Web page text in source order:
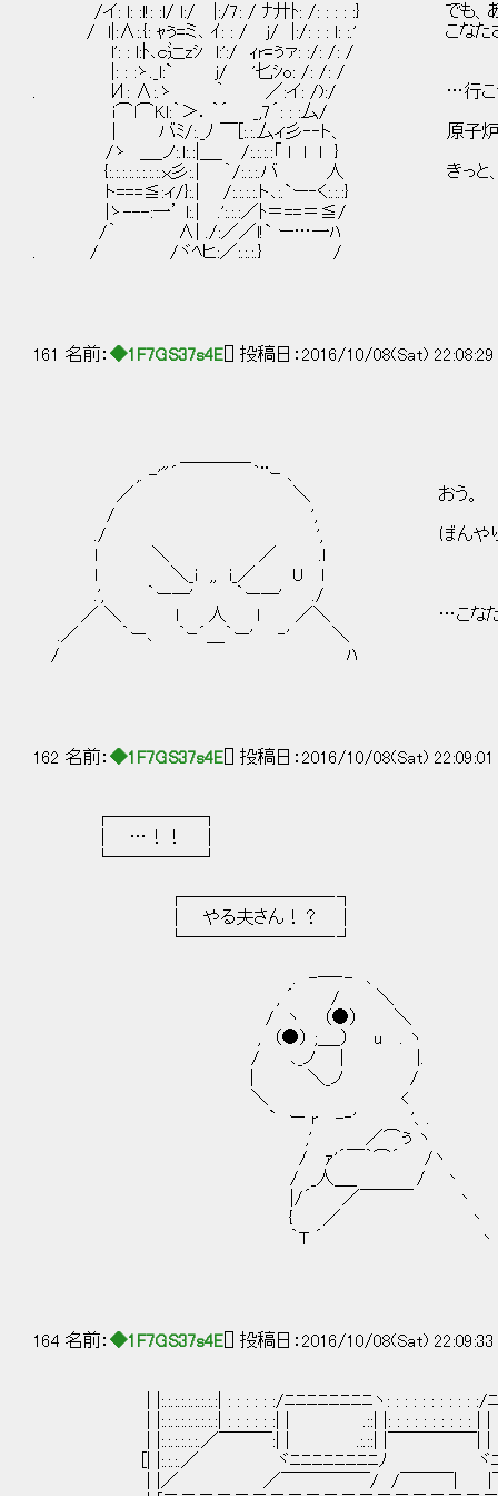
/イ: l: :l!: :l/ l:/ |:/7: / ﾅ廾ﾄ: /: : : : :} でも、あんま
/ l|:∧:.{: ｬぅ=ミ､ ｲ: : / j/ |:/: : : l: :.' こなたさんに
l': : l:ﾄ､ｃ辷zｼ l:':/ ｨr=ぅァ: :/: /: /
|: : :ゝ._l:` j/ '匕ｼo: /: /: /
. И: ∧:.ゝ ｀ ／:イ: /):/ …行こう、
i⌒l⌒Kl:｀＞．｀´ _,7´: : :厶/
| バﾐ/:._ﾉ ￣[:.:.厶ィ彡‐‐ト、 原子炉の暴走
/ゝ ＿_ノ:.l:.:|＿_ /:.:.:.:「 l l l }
{:.:.:.:.:.:.:.:.ｘ彡:.| ｀/:.:.:.バ 人 きっと、まだ
ト===≦:ィ/}:.| /:.:.:.:.ト､:.`ー‐く:.:.:}
|ゝ---:一’ l:.| .':.:.:／ﾄ＝==＝≦/
/｀ ∧| ./:／／l!` ー…一ﾊ
. / /ヾﾍヒ:／:.:.:.} /
161 名前： ◆1F7GS37s4E [] 投稿日：2016/10/08(Sat)
,. -'"´ ｀¨ｰ ､
／ ＼ おう。
/ ',
./ ', ぼんやりしてる時間は
l ＼ ／ .l
l ＼_i ,, i_／ U l
.', ｀ー―' ｀ー―' ./
／ ＼ l 人 l ／＼ …こなた、聞こ
.／ ｀ー､ ｀ｰ´＿｀ー' ‐' ＼
/ ﾊ
162 名前： ◆1F7GS37s4E [] 投稿日：2016/10/08(Sat)
┌─────┐
│ …！！ │
└─────┘
┌────────‐┐
│ やる夫さん！？ |
└────────‐┘
. -─‐- ､
, ´ / ＼
/ ヽ （●） ＼
, （●） ;＿_） u . ヽ
/ ､_ノ | |. こっちはだいぶ
| ＼_ノ /
＼ < そっちの状況は
` ー r -‐' '、.
,' ／⌒ぅ ヽ
/ ｧ'´￣｀⌒´ /ヽ
/ _人＿_ / 丶
|/´ ／￣￣￣ 丶
{ ／ 丶
｀T ´ 丶
164 名前： ◆1F7GS37s4E [] 投稿日：2016/10/08(Sat)
| |:.:.:.:.:.:.:.:.:| : : : : : :/ﾆﾆﾆﾆﾆﾆﾆﾆヽ: : : : : : : : : : :/ﾆﾆ
| |:.:.:.:.:.:.:.:.:| : : : : : :| | .::| |: : : : : : : : : :
| |:.:.:.:.:.:.／￣￣￣:| | .:.::| |￣￣￣￣￣|
[| |:.:.:.／ ヾﾆﾆﾆﾆﾆﾆﾆﾆﾉ ヾﾆﾆﾆ
| |／ ／￣￣￣￣￣/ /￣￣￣| |￣￣